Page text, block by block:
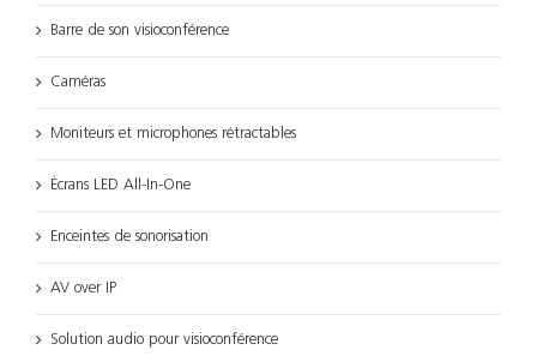
Barre de son visioconférence
Caméras
Moniteurs et microphones rétractables
Écrans LED All-In-One
Enceintes de sonorisation
AV over IP
Solution audio pour visioconférence